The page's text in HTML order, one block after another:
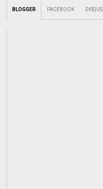
BLOGGER FACEBOOK DISQUS